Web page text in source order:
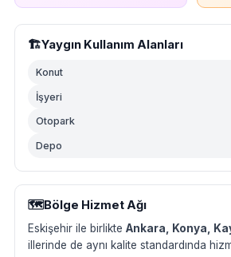
🏗️Yaygın Kullanım Alanları
Konut
İşyeri
Otopark
Depo
🗺️Bölge Hizmet Ağı
Eskişehir ile birlikte Ankara, Konya,
illerinde de aynı kalite standardında